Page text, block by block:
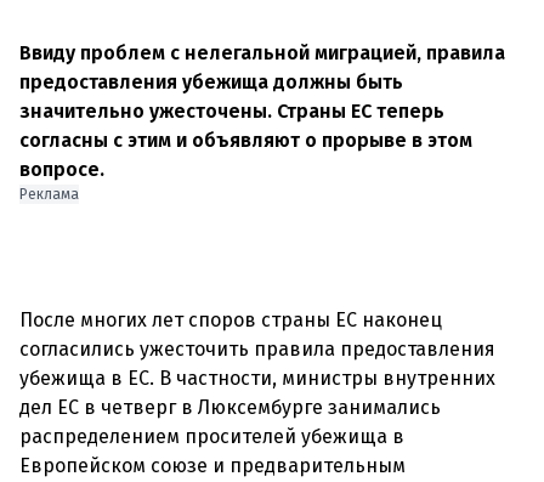
Ввиду проблем с нелегальной миграцией, правила
предоставления убежища должны быть
значительно ужесточены. Страны ЕС теперь
согласны с этим и объявляют о прорыве в этом
вопросе.
Реклама
После многих лет споров страны ЕС наконец
согласились ужесточить правила предоставления
убежища в ЕС. В частности, министры внутренних
дел ЕС в четверг в Люксембурге занимались
распределением просителей убежища в
Европейском союзе и предварительным